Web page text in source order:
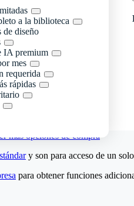
a la biblioteca
de diseño
IA premium
mes
requerida
rápidas
más opciones de compra
y son para acceso de un
para obtener funciones